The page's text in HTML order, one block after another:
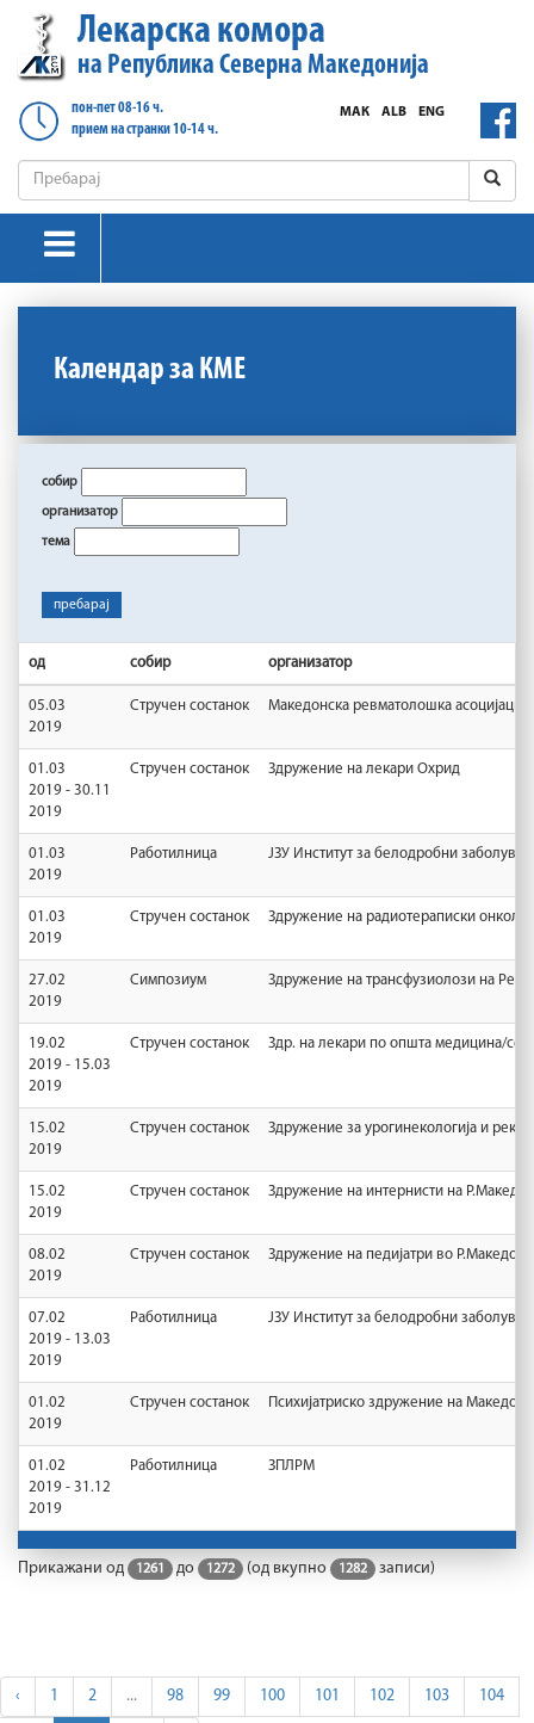
Лекарска комора
на Република Северна Македонија
пон-пет 08-16 ч.
прием на странки 10-14 ч.
ENG
ALB
МАК
Календар за КМЕ
собир
организатор
тема
пребарај
од собир организатор
05.03
2019
Стручен состанок Македонска ревматолошка
01.03
2019 - 30.11
2019
Стручен состанок Здружение на лекари Охрид
01.03
2019
Работилница ЈЗУ Институт за белодробни
01.03
2019
Стручен состанок Здружение на радиотераписки
27.02
2019
Симпозиум Здружение на трансфузиолози на
19.02
2019 - 15.03
2019
Стручен состанок Здр. на лекари по општа медицина/
15.02
2019
Стручен состанок Здружение за урогинекологија и
15.02
2019
Стручен состанок Здружение на интернисти на
08.02
2019
Стручен состанок Здружение на педијатри во
07.02
2019 - 13.03
2019
Работилница ЈЗУ Институт за белодробни
01.02
2019
Стручен состанок Психијатриско здружение на
01.02
2019 - 31.12
2019
Работилница ЗПЛРМ
Прикажани од 1261 до 1272 (од вкупно 1282 записи)
‹ 1 2 ... 98 99 100 101 102 103 104